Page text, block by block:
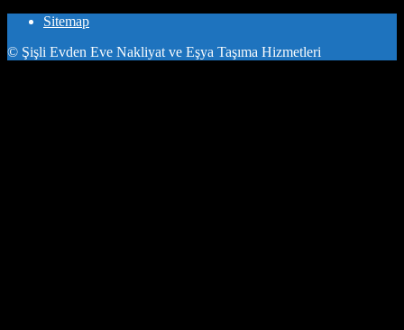
Sitemap
© Şişli Evden Eve Nakliyat ve Eşya Taşıma Hizmetleri